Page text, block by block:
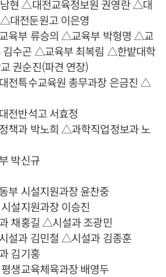
현 △대전교육정보원 권영란 △대
대전둔원고 이은영
육부 류승의 △교육부 박형명 △교
수곤 △교육부 최복림 △한밭대학
권순진(파견 연장)
전특수교육원 총무과장 은금진 △
전반석고 서효정
책과 박노희 △과학직업정보과 노
박신규
부 시설지원과장 윤찬중
설지원과장 이승진
채홍길 △시설과 조광민
설과 김민철 △시설과 김종훈
김기홍
생교육체육과장 배영두